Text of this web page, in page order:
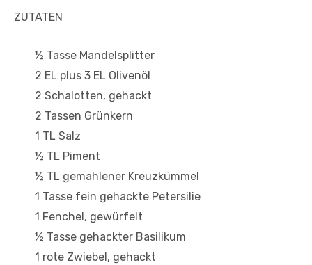
ZUTATEN
½ Tasse Mandelsplitter
2 EL plus 3 EL Olivenöl
2 Schalotten, gehackt
2 Tassen Grünkern
1 TL Salz
½ TL Piment
½ TL gemahlener Kreuzkümmel
1 Tasse fein gehackte Petersilie
1 Fenchel, gewürfelt
½ Tasse gehackter Basilikum
1 rote Zwiebel, gehackt